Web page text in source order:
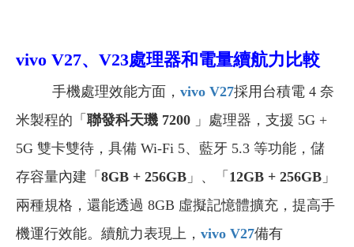
vivo V27、V23處理器和電量續航力比較
手機處理效能方面， vivo V27採用 台積電 4 奈
米製程的 「 聯發科天璣 7200 」處理器，支援 5G +
5G 雙卡雙待，具備 Wi-Fi 5、藍牙 5.3 等功能，儲
存容量內建「 8GB + 256GB 」、「 12GB + 256GB 」
兩種規格， 還能透過 8GB 虛擬記憶體擴充，提高手
機運行效能。續航力表現上， vivo V27備有